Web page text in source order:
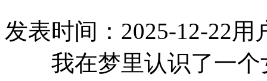
发表时间： 2025-12-22用
我在梦里认识了一个